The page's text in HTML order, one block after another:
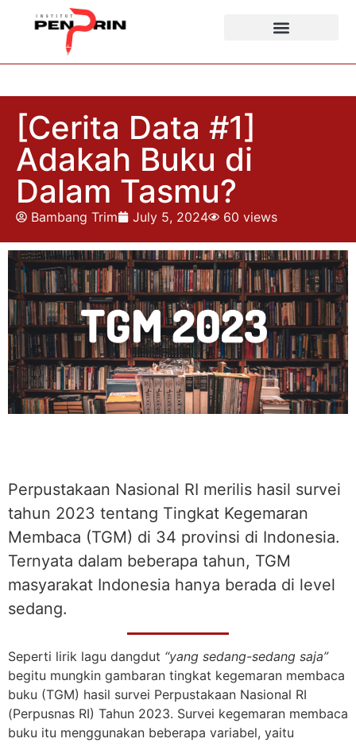
[Cerita Data #1]
Adakah Buku di
Dalam Tasmu?
Bambang Trim July 5, 2024 60 views
Perpustakaan Nasional RI merilis hasil survei
tahun 2023 tentang Tingkat Kegemaran
Membaca (TGM) di 34 provinsi di Indonesia.
Ternyata dalam beberapa tahun, TGM
masyarakat Indonesia hanya berada di level
sedang.
Seperti lirik lagu dangdut “yang sedang-sedang saja”
begitu mungkin gambaran tingkat kegemaran membaca
buku (TGM) hasil survei Perpustakaan Nasional RI
(Perpusnas RI) Tahun 2023. Survei kegemaran membaca
buku itu menggunakan beberapa variabel, yaitu